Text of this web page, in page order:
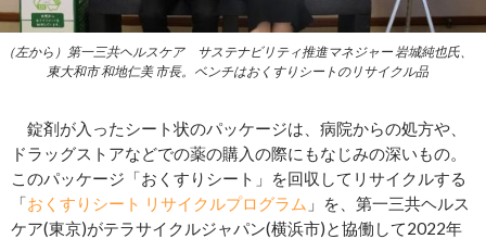
（左から）第一三共ヘルスケア サステナビリティ推進マネジャー 岩城純也氏、
東大和市 和地仁美 市長。ベンチはおくすりシートのリサイクル品
錠剤が入ったシート状のパッケージは、病院からの処方や、
ドラッグストアなどでの薬の購入の際にもなじみの深いもの。
このパッケージ「おくすりシート」を回収してリサイクルする
「おくすりシート リサイクルプログラム 」を、第一三共ヘルス
ケア(東京)がテラサイクルジャパン(横浜市)と協働して2022年